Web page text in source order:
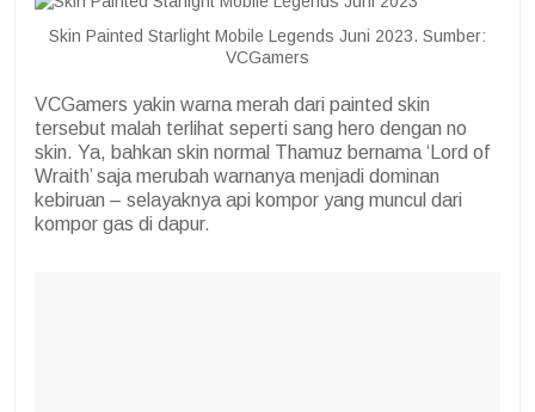
Skin Painted Starlight Mobile Legends Juni 2023. Sumber:
VCGamers
VCGamers yakin warna merah dari painted skin
tersebut malah terlihat seperti sang hero dengan no
skin. Ya, bahkan skin normal Thamuz bernama ‘Lord of
Wraith’ saja merubah warnanya menjadi dominan
kebiruan – selayaknya api kompor yang muncul dari
kompor gas di dapur.